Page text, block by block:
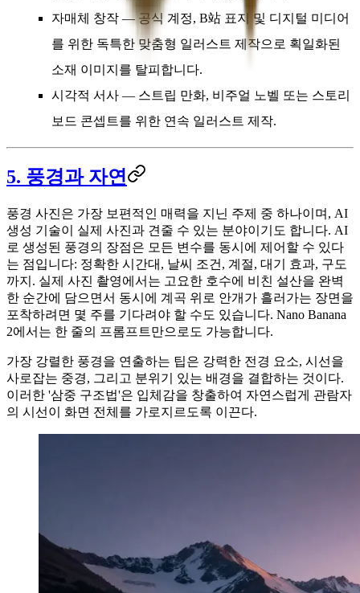
자매체 창작 — 공식 계정, B站 표지 및 디지털 미디어
를 위한 독특한 맞춤형 일러스트 제작으로 획일화된
소재 이미지를 탈피합니다.
시각적 서사 — 스트립 만화, 비주얼 노벨 또는 스토리
보드 콘셉트를 위한 연속 일러스트 제작.
5. 풍경과 자연
풍경 사진은 가장 보편적인 매력을 지닌 주제 중 하나이며, AI
생성 기술이 실제 사진과 견줄 수 있는 분야이기도 합니다. AI
로 생성된 풍경의 장점은 모든 변수를 동시에 제어할 수 있다
는 점입니다: 정확한 시간대, 날씨 조건, 계절, 대기 효과, 구도
까지. 실제 사진 촬영에서는 고요한 호수에 비친 설산을 완벽
한 순간에 담으면서 동시에 계곡 위로 안개가 흘러가는 장면을
포착하려면 몇 주를 기다려야 할 수도 있습니다. Nano Banana
2에서는 한 줄의 프롬프트만으로도 가능합니다.
가장 강렬한 풍경을 연출하는 팁은 강력한 전경 요소, 시선을
사로잡는 중경, 그리고 분위기 있는 배경을 결합하는 것이다.
이러한 '삼중 구조법'은 입체감을 창출하여 자연스럽게 관람자
의 시선이 화면 전체를 가로지르도록 이끈다.